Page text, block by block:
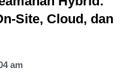
Site, Cloud, dan
am